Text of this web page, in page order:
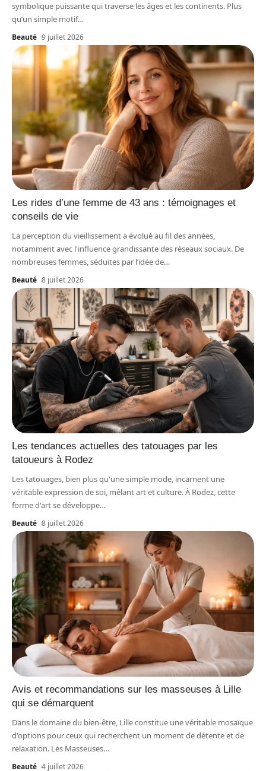
symbolique puissante qui traverse les âges et les continents. Plus
qu’un simple motif…
Beauté 9 juillet 2026
Les rides d’une femme de 43 ans : témoignages et
conseils de vie
La perception du vieillissement a évolué au fil des années,
notamment avec l'influence grandissante des réseaux sociaux. De
nombreuses femmes, séduites par l’idée de…
Beauté 8 juillet 2026
Les tendances actuelles des tatouages par les
tatoueurs à Rodez
Les tatouages, bien plus qu'une simple mode, incarnent une
véritable expression de soi, mêlant art et culture. À Rodez, cette
forme d'art se développe…
Beauté 8 juillet 2026
Avis et recommandations sur les masseuses à Lille
qui se démarquent
Dans le domaine du bien-être, Lille constitue une véritable mosaïque
d'options pour ceux qui recherchent un moment de détente et de
relaxation. Les Masseuses…
Beauté 4 juillet 2026